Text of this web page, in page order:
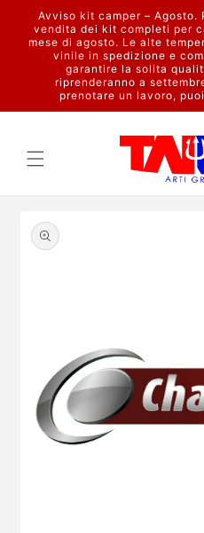
direttamente
ai contenuti
Avviso kit camper – Agosto.
vendita dei kit completi per
mese di agosto. Le alte
vinile in spedizione e
garantire la solita
riprenderanno a
prenotare un lavoro,
informazioni
sul prodotto